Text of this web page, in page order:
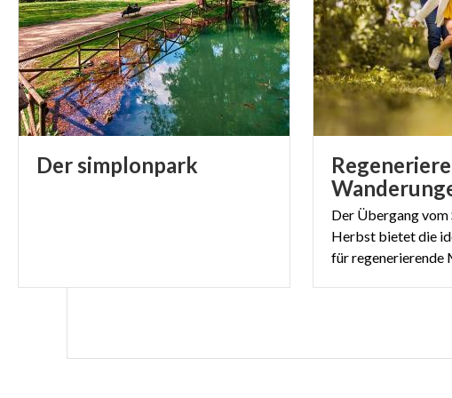
Steinplatten,
insgesamt,
Gebiet ist als
Weltkulturerbe
FOTO VILLA MELZI D’ERIL |
Dersimplonpark
Der Übergang vom
Herbst bietet die